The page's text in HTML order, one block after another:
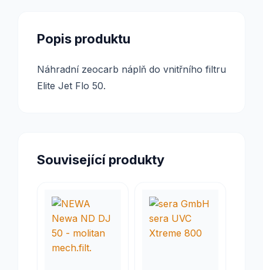
Popis produktu
Náhradní zeocarb náplň do vnitřního filtru
Elite Jet Flo 50.
Související produkty